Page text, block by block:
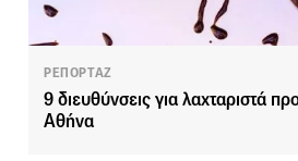
ΡΕΠΟΡΤΑΖ
9 διευθύνσεις για λαχταριστά
Αθήνα